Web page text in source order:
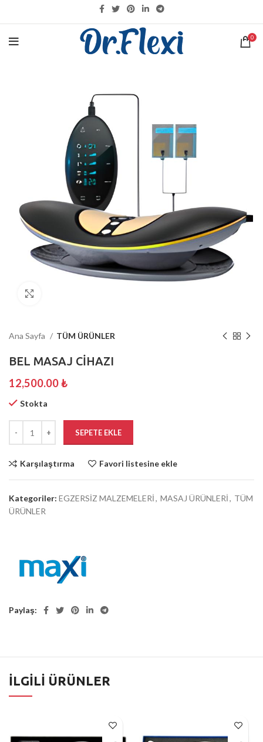
0
Ana Sayfa TÜM ÜRÜNLER
BEL MASAJ CİHAZI
12,500.00₺
Stokta
SEPETE EKLE
Karşılaştırma Favori listesine ekle
Kategoriler: EGZERSİZ MALZEMELERİ, MASAJ ÜRÜNLERİ, TÜM
ÜRÜNLER
Paylaş
İLGILI ÜRÜNLER
KARGO DETAYLARI İÇINTIKLAYINIZ